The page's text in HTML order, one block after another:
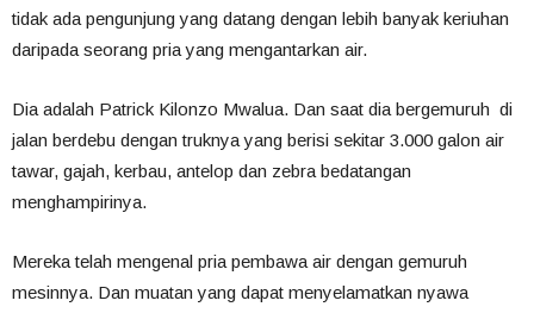
tidak ada pengunjung yang datang dengan lebih banyak keriuhan
daripada seorang pria yang mengantarkan air.
Dia adalah Patrick Kilonzo Mwalua. Dan saat dia bergemuruh di
jalan berdebu dengan truknya yang berisi sekitar 3.000 galon air
tawar, gajah, kerbau, antelop dan zebra bedatangan
menghampirinya.
Mereka telah mengenal pria pembawa air dengan gemuruh
mesinnya. Dan muatan yang dapat menyelamatkan nyawa